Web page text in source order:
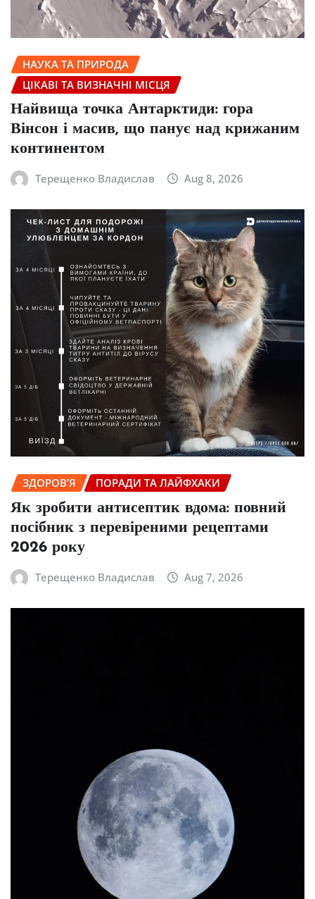
НАУКА ТА ПРИРОДА
ЦІКАВІ ТА ВИЗНАЧНІ МІСЦЯ
Найвища точка Антарктиди: гора
Вінсон і масив, що панує над крижаним
континентом
Терещенко Владислав Aug 8, 2026
ЗДОРОВ’Я ПОРАДИ ТА ЛАЙФХАКИ
Як зробити антисептик вдома: повний
посібник з перевіреними рецептами
2026 року
Терещенко Владислав Aug 7, 2026